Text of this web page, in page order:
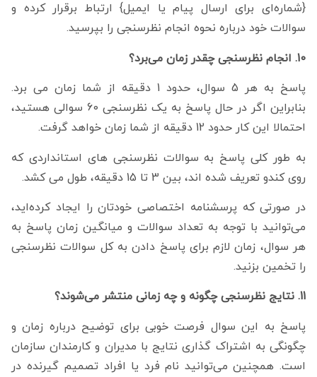
{شماره‌ای برای ارسال پیام یا ایمیل} ارتباط برقرار کرده و
سوالات خود درباره نحوه انجام نظرسنجی را بپرسید.
10. انجام نظرسنجی چقدر زمان می‌برد؟
پاسخ به هر 5 سوال، حدود 1 دقیقه از شما زمان می برد.
بنابراین اگر در حال پاسخ به یک نظرسنجی 60 سوالی هستید،
احتمالا این کار حدود 12 دقیقه از شما زمان خواهد گرفت.
به طور کلی پاسخ به سوالات نظرسنجی های استانداردی که
روی کندو تعریف شده اند، بین 3 تا 15 دقیقه، طول می کشد.
در صورتی که پرسشنامه اختصاصی خودتان را ایجاد کرده‌اید،
می‌توانید با توجه به تعداد سوالات و میانگین زمان پاسخ به
هر سوال، زمان لازم برای پاسخ دادن به کل سوالات نظرسنجی
را تخمین بزنید.
11. نتایج نظرسنجی چگونه و چه زمانی منتشر می‌شوند؟
پاسخ به این سوال فرصت خوبی برای توضیح درباره زمان و
چگونگی به اشتراک گذاری نتایج با مدیران و کارمندان سازمان
است. همچنین می‌توانید نام فرد یا افراد تصمیم گیرنده در